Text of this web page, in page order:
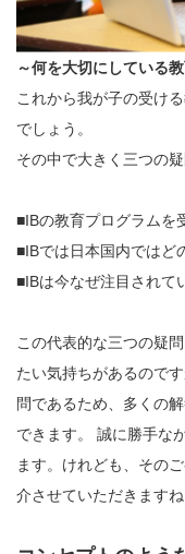
～何を大切にしている
これから我が子の受け
でしょう。
その中で大きく三つの
■IBの教育プログラムを
■IBでは日本国内ではど
■IBは今なぜ注目されて
この代表的な三つの疑
たい気持ちがあるので
問であるため、多くの
できます。 誠に勝手な
ます。けれども、その
介させていただきますね